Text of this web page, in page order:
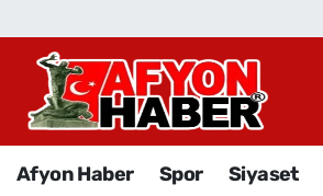
Afyon Haber Spor Siyaset
Afyon Haber